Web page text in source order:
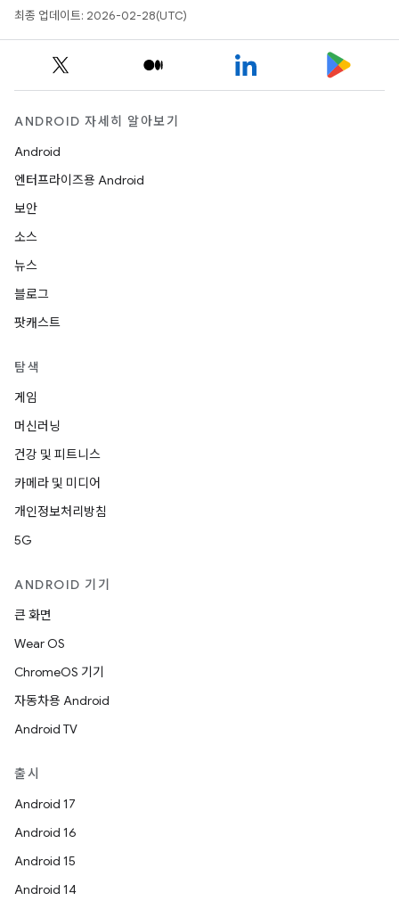
최종 업데이트: 2026-02-28(UTC)
ANDROID 자세히 알아보기
Android
엔터프라이즈용 Android
보안
소스
뉴스
블로그
팟캐스트
탐색
게임
머신러닝
건강 및 피트니스
카메라 및 미디어
개인정보처리방침
5G
ANDROID 기기
큰 화면
Wear OS
ChromeOS 기기
자동차용 Android
Android TV
출시
Android 17
Android 16
Android 15
Android 14